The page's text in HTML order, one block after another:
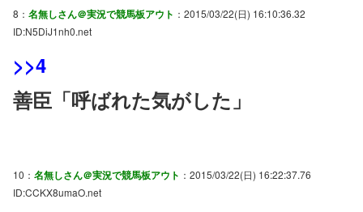
8： 名無しさん＠実況で競馬板アウト ：2015/03/22(日) 16:10:36.32
ID:N5DiJ1nh0.net
>>4
善臣「呼ばれた気がした」
10： 名無しさん＠実況で競馬板アウト ：2015/03/22(日) 16:22:37.76
ID:CCKX8umaO.net